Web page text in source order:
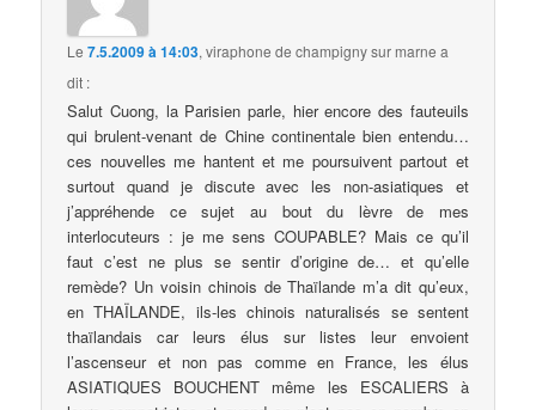
Le7.5.2009 à 14:03,viraphone de champigny sur marne a
dit :
Salut Cuong, la Parisien parle, hier encore des fauteuils
qui brulent-venant de Chine continentale bien entendu…
ces nouvelles me hantent et me poursuivent partout et
surtout quand je discute avec les non-asiatiques et
j’appréhende ce sujet au bout du lèvre de mes
interlocuteurs : je me sens COUPABLE? Mais ce qu’il
faut c’est ne plus se sentir d’origine de… et qu’elle
remède? Un voisin chinois de Thaïlande m’a dit qu’eux,
en THAÏLANDE, ils-les chinois naturalisés se sentent
thaïlandais car leurs élus sur listes leur envoient
l’ascenseur et non pas comme en France, les élus
ASIATIQUES BOUCHENT même les ESCALIERS à